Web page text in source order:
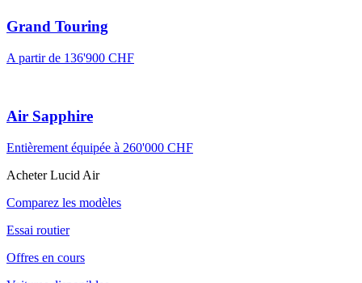
Grand Touring
A partir de 136'900 CHF
Air Sapphire
Entièrement équipée à 260'000 CHF
Acheter Lucid Air
Comparez les modèles
Essai routier
Offres en cours